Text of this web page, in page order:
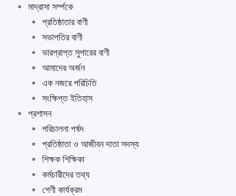
মাদ্রাসা সর্ম্পকে
প্রতিষ্ঠাতার বাণী
সভাপতির বাণী
ভারপ্রাপ্ত সুপারের বাণী
আমাদের অর্জন
এক নজরে পরিচিতি
সংক্ষিপ্ত ইতিহাস
প্রশাসন
পরিচালনা পর্ষদ
প্রতিষ্ঠাতা ও আজীবন দাতা সদস্য
শিক্ষক শিক্ষিকা
কর্মচারীদের তথ্য
শেণী কার্যক্রম